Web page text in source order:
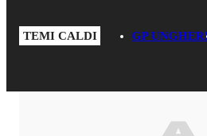
TEMI CALDI GP